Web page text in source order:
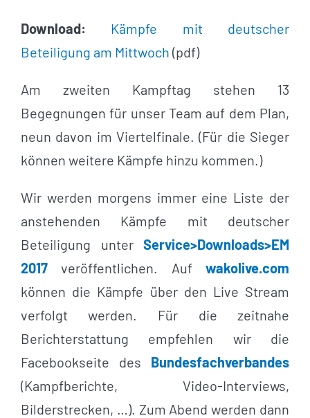
Download:
Kämpfe mit deutscher
Beteiligung am Mittwoch (pdf)
Am zweiten Kampftag stehen 13
Begegnungen für unser Team auf dem Plan,
neun davon im Viertelfinale. (Für die Sieger
können weitere Kämpfe hinzu kommen.)
Wir werden morgens immer eine Liste der
anstehenden Kämpfe mit deutscher
Beteiligung unterService>Downloads>EM
2017veröffentlichen. Aufwakolive.com
können die Kämpfe über den Live Stream
verfolgt werden. Für die zeitnahe
Berichterstattung empfehlen wir die
Facebookseite des Bundesfachverbandes
(Kampfberichte, Video-Interviews,
Bilderstrecken, …). Zum Abend werden dann